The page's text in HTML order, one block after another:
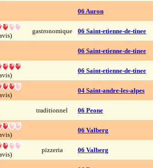
06 Auron
gastronomique 06 Saint-etienne-de-tinee
06 Saint-etienne-de-tinee
06 Saint-etienne-de-tinee
04 Saint-andre-les-alpes
traditionnel 06 Peone
06 Valberg
pizzeria 06 Valberg